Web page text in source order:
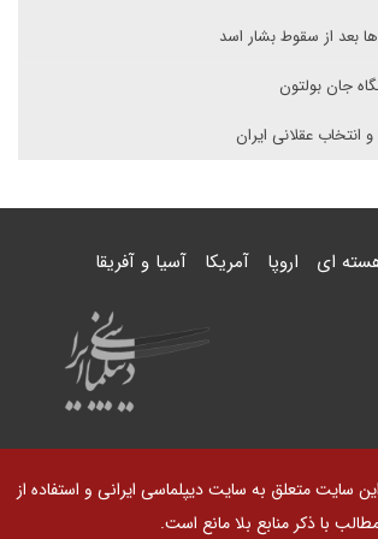
بعد از سقوط بشار اسد
جان بولتون
انتخاب عقلانی ایران
ای اروپا آمریکا آسیا و آفریقا
سایت متعلق به سایت دیپلماسی ایرانی و استفاده از
با ذکر منابع بلا مانع است.